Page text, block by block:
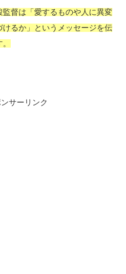
監督は「愛するものや人に異変
るか」というメッセージを伝
サーリンク